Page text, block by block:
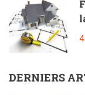
DERNIERS